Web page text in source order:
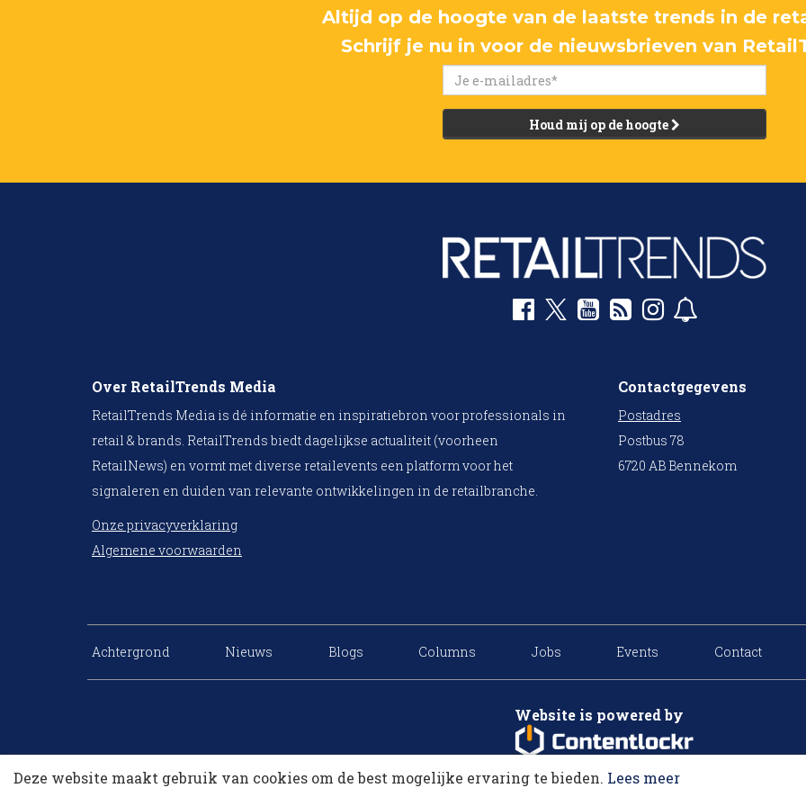
Altijd op de hoogte van de laatste trends in de
Schrijf je nu in voor de nieuwsbrieven van
Houd mij op de hoogte
Over RetailTrends Media
RetailTrends Media is dé informatie en inspiratiebron voor professionals in
retail & brands. RetailTrends biedt dagelijkse actualiteit (voorheen
RetailNews) en vormt met diverse retailevents een platform voor het
signaleren en duiden van relevante ontwikkelingen in de retailbranche.
Onze privacyverklaring
Algemene voorwaarden
Contactgegevens
Postadres
Postbus 78
6720 AB Bennekom
Achtergrond Nieuws Blogs Columns Jobs Events Contact
Website is powered by
Deze website maakt gebruik van cookies om de best mogelijke ervaring te bieden. Lees meer